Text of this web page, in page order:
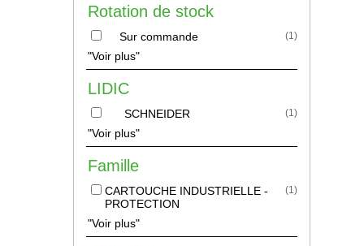
Rotation de stock
Sur commande (1)
"Voir plus"
LIDIC
SCHNEIDER (1)
"Voir plus"
Famille
CARTOUCHE INDUSTRIELLE -
PROTECTION
(1)
"Voir plus"